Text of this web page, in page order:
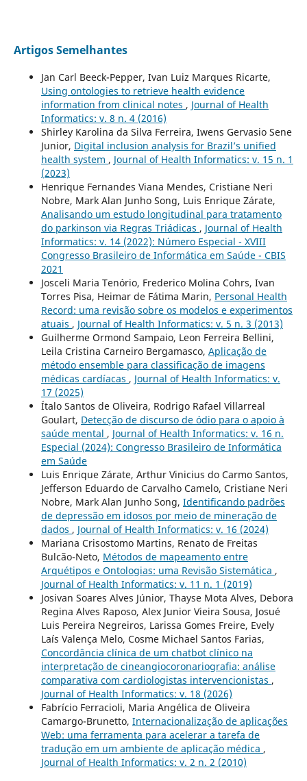
Artigos Semelhantes
Jan Carl Beeck-Pepper, Ivan Luiz Marques Ricarte,
Using ontologies to retrieve health evidence
information from clinical notes , Journal of Health
Informatics: v. 8 n. 4 (2016)
Shirley Karolina da Silva Ferreira, Iwens Gervasio Sene
Junior, Digital inclusion analysis for Brazil’s unified
health system , Journal of Health Informatics: v. 15 n. 1
(2023)
Henrique Fernandes Viana Mendes, Cristiane Neri
Nobre, Mark Alan Junho Song, Luis Enrique Zárate,
Analisando um estudo longitudinal para tratamento
do parkinson via Regras Triádicas , Journal of Health
Informatics: v. 14 (2022): Número Especial - XVIII
Congresso Brasileiro de Informática em Saúde - CBIS
2021
Josceli Maria Tenório, Frederico Molina Cohrs, Ivan
Torres Pisa, Heimar de Fátima Marin, Personal Health
Record: uma revisão sobre os modelos e experimentos
atuais , Journal of Health Informatics: v. 5 n. 3 (2013)
Guilherme Ormond Sampaio, Leon Ferreira Bellini,
Leila Cristina Carneiro Bergamasco, Aplicação de
método ensemble para classificação de imagens
médicas cardíacas , Journal of Health Informatics: v.
17 (2025)
Ítalo Santos de Oliveira, Rodrigo Rafael Villarreal
Goulart, Detecção de discurso de ódio para o apoio à
saúde mental , Journal of Health Informatics: v. 16 n.
Especial (2024): Congresso Brasileiro de Informática
em Saúde
Luis Enrique Zárate, Arthur Vinicius do Carmo Santos,
Jefferson Eduardo de Carvalho Camelo, Cristiane Neri
Nobre, Mark Alan Junho Song, Identificando padrões
de depressão em idosos por meio de mineração de
dados , Journal of Health Informatics: v. 16 (2024)
Mariana Crisostomo Martins, Renato de Freitas
Bulcão-Neto, Métodos de mapeamento entre
Arquétipos e Ontologias: uma Revisão Sistemática ,
Journal of Health Informatics: v. 11 n. 1 (2019)
Josivan Soares Alves Júnior, Thayse Mota Alves, Debora
Regina Alves Raposo, Alex Junior Vieira Sousa, Josué
Luis Pereira Negreiros, Larissa Gomes Freire, Evely
Laís Valença Melo, Cosme Michael Santos Farias,
Concordância clínica de um chatbot clínico na
interpretação de cineangiocoronariografia: análise
comparativa com cardiologistas intervencionistas ,
Journal of Health Informatics: v. 18 (2026)
Fabrício Ferracioli, Maria Angélica de Oliveira
Camargo-Brunetto, Internacionalização de aplicações
Web: uma ferramenta para acelerar a tarefa de
tradução em um ambiente de aplicação médica ,
Journal of Health Informatics: v. 2 n. 2 (2010)